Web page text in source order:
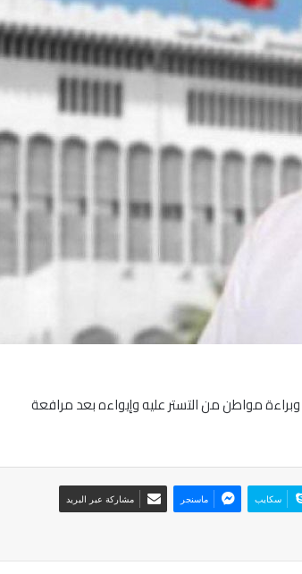
مواطن من التستر عليه وإيواءه بعد مرافعة
سكايب ماسنجر مشاركة عبر البريد